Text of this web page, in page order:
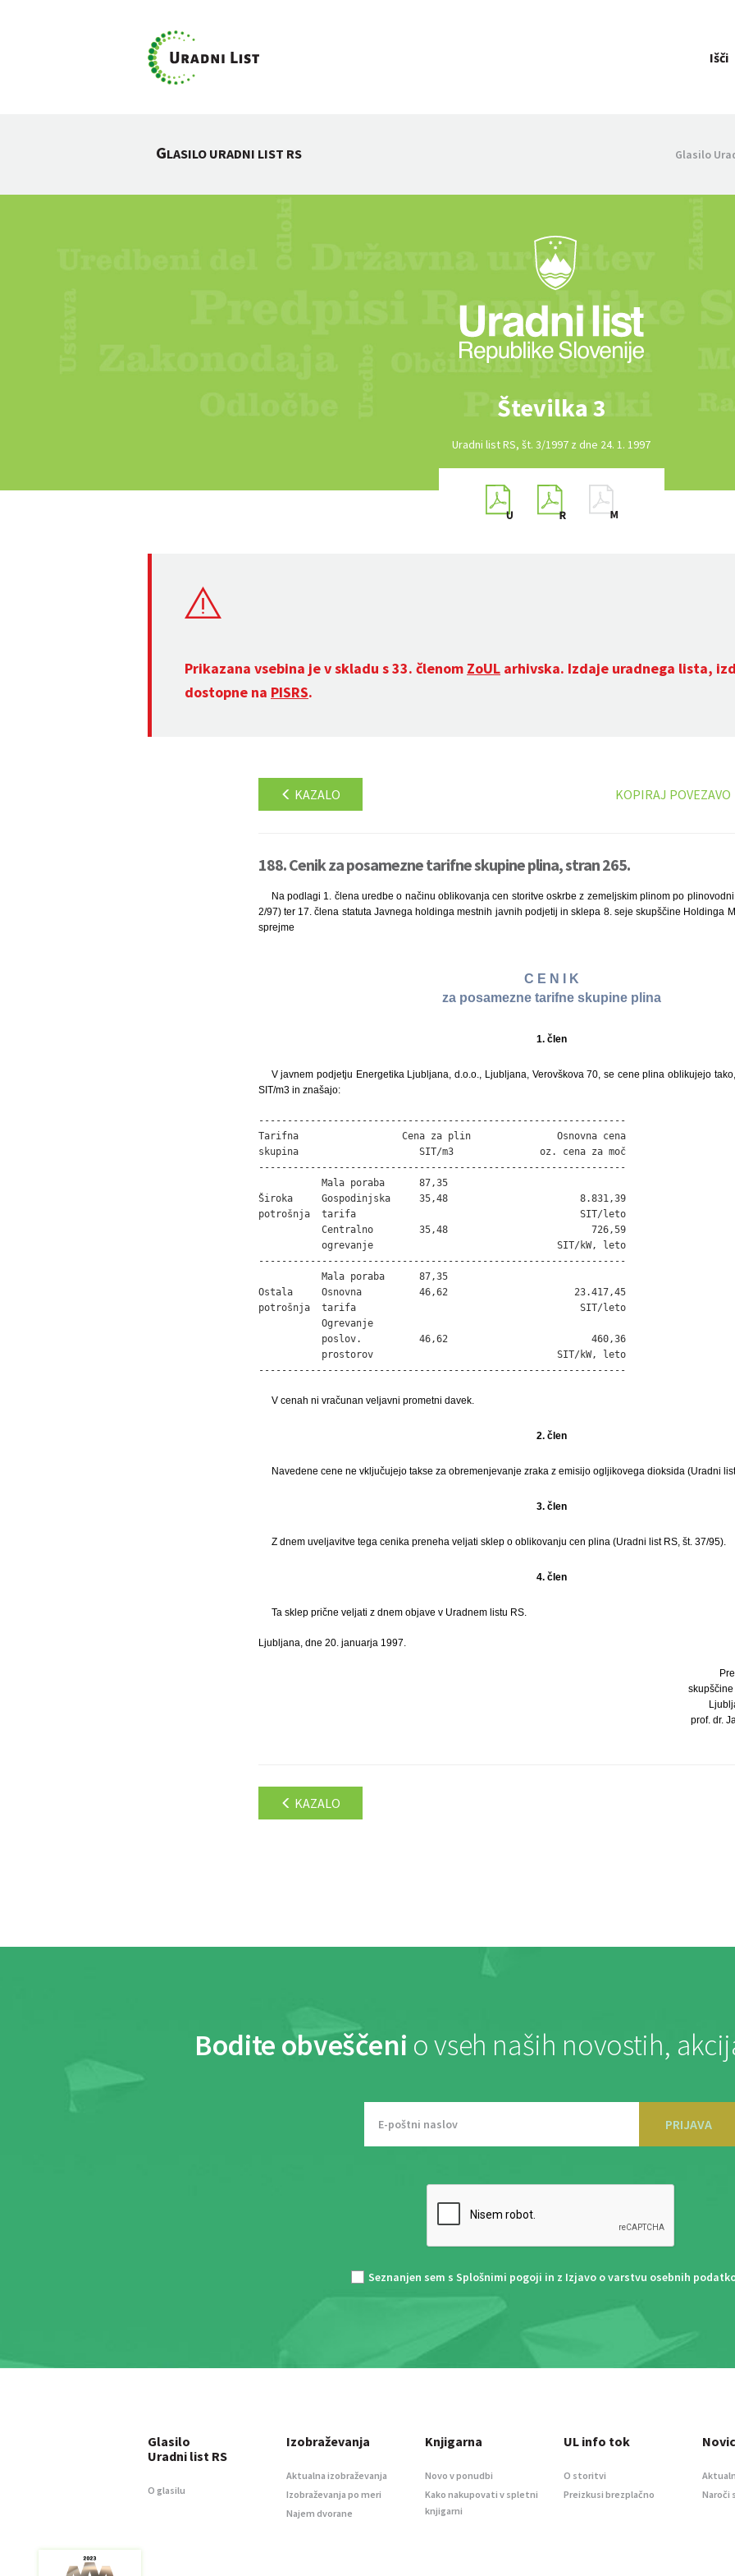
Išči
GLASILO URADNI LIST RS Glasilo
Številka 3
Uradni list RS, št. 3/1997 z dne 24. 1. 1997
Prikazana vsebina je v skladu s 33. členom ZoUL arhivska. Izdaje uradnega lista,
dostopne na PISRS.
KAZALO KOPIRAJ POVEZAVO
188. Cenik za posamezne tarifne skupine plina, stran 265.
Na podlagi 1. člena uredbe o načinu oblikovanja cen storitve oskrbe z zemeljskim plinom po
2/97) ter 17. člena statuta Javnega holdinga mestnih javnih podjetij in sklepa 8. seje skupščine Holdinga
sprejme
C E N I K
za posamezne tarifne skupine plina
1. člen
V javnem podjetju Energetika Ljubljana, d.o.o., Ljubljana, Verovškova 70, se cene plina oblikujejo
SIT/m3 in znašajo:
----------------------------------------------------------------
Tarifna                  Cena za plin               Osnovna cena
skupina                     SIT/m3               oz. cena za moč
----------------------------------------------------------------
           Mala poraba      87,35
Široka     Gospodinjska     35,48                       8.831,39
potrošnja  tarifa                                       SIT/leto
           Centralno        35,48                         726,59
           ogrevanje                                SIT/kW, leto
----------------------------------------------------------------
           Mala poraba      87,35
Ostala     Osnovna          46,62                      23.417,45
potrošnja  tarifa                                       SIT/leto
           Ogrevanje
           poslov.          46,62                         460,36
           prostorov                                SIT/kW, leto
----------------------------------------------------------------
V cenah ni vračunan veljavni prometni davek.
2. člen
Navedene cene ne vključujejo takse za obremenjevanje zraka z emisijo ogljikovega dioksida (Uradni list
3. člen
Z dnem uveljavitve tega cenika preneha veljati sklep o oblikovanju cen plina (Uradni list RS, št. 37/95).
4. člen
Ta sklep prične veljati z dnem objave v Uradnem listu RS.
Ljubljana, dne 20. januarja 1997.
prof. dr.
KAZALO
Bodite obveščeni o vseh naših novostih,
PRIJAVA
Seznanjen sem s Splošnimi pogoji in z Izjavo o varstvu osebnih
Glasilo
Uradni list RS
O glasilu
Izobraževanja
Aktualna izobraževanja
Izobraževanja po meri
Najem dvorane
Knjigarna
Novo v ponudbi
Kako nakupovati v spletni
knjigarni
UL info tok
O storitvi
Preizkusi brezplačno
Naroči